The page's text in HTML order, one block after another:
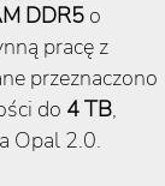
DDR5 o
pracę z
przeznaczono
do 4 TB,
Opal 2.0.